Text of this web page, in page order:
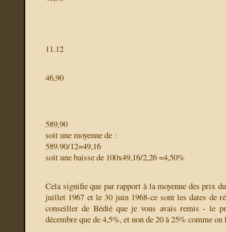
11.12
46,90
589,90
soit une moyenne de :
589.90/12=49,16
soit une baisse de 100x49,16/2,26 =4,50%
Cela signifie que par rapport à la moyenne des prix
juillet 1967 et le 30 juin 1968-ce sont les dates de
conseiller de Bédié que je vous avais remis - le
décembre que de 4,5%, et non de 20 à 25% comme